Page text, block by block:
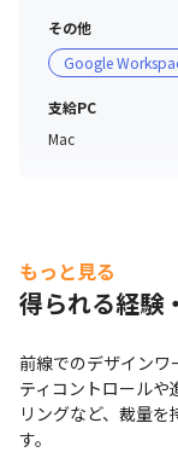
どを大切にして
・産休・育休の
由。人間関係だ
とフラットです
その他
Google
支給PC
Mac
もっと見る
得られる経験
前線でのデザインワ
ティコントロールや
リングなど、裁量
す。